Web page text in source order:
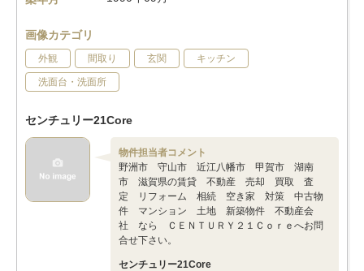
画像カテゴリ
外観 間取り 玄関 キッチン
洗面台・洗面所
センチュリー21Core
物件担当者コメント
野洲市 守山市 近江八幡市 甲賀市 湖南
市 滋賀県の賃貸 不動産 売却 買取 査
定 リフォーム 相続 空き家 対策 中古物
件 マンション 土地 新築物件 不動産会
社 なら ＣＥＮＴＵＲＹ２１Ｃｏｒｅへお問
合せ下さい。
センチュリー21Core